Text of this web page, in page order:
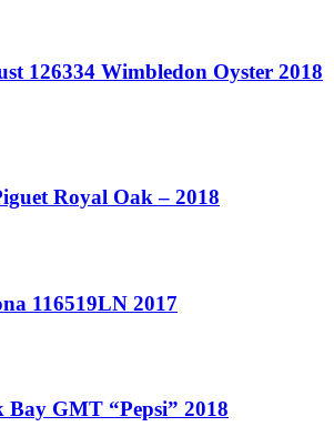
126334 Wimbledon Oyster 2018
Royal Oak – 2018
116519LN 2017
Bay GMT “Pepsi” 2018